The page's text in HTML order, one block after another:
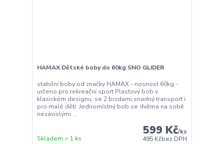
HAMAX Dětské boby do 60kg SNO GLIDER
stabilní boby od značky HAMAX - nosnost 60kg -
určeno pro rekreační sport Plastový bob v
klasickém designu, se 2 brzdami,snadný transport i
pro malé děti. Jednomístný bob se dvěma na sobě
nezávislými ...
599 Kč/ks
495 Kčbez DPH
Skladem > 1 ks